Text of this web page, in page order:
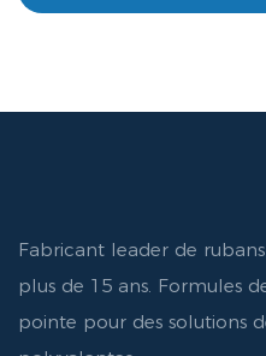
Fabricant leader de
plus de 15 ans. Formules
pointe pour des solutions